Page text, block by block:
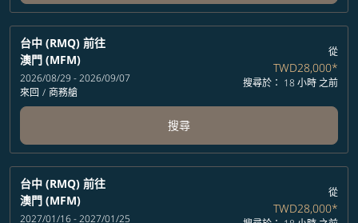
台中 (RMQ) 前往
澳門 (MFM)
2026/08/29 - 2026/09/07
來回 / 商務艙
從
TWD28,000*
搜尋於： 18 小時 之前
搜尋
台中 (RMQ) 前往
澳門 (MFM)
2027/01/16 - 2027/01/25
從
TWD28,000*